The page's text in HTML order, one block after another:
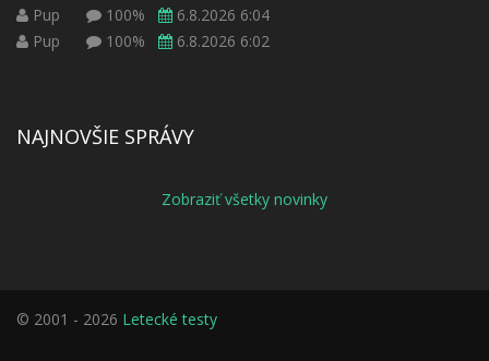
Pup
100%
6.8.2026 6:04
Pup
100% 6.8.2026 6:02
NAJNOVŠIE SPRÁVY
Zobraziť všetky novinky
© 2001 - 2026 Letecké testy